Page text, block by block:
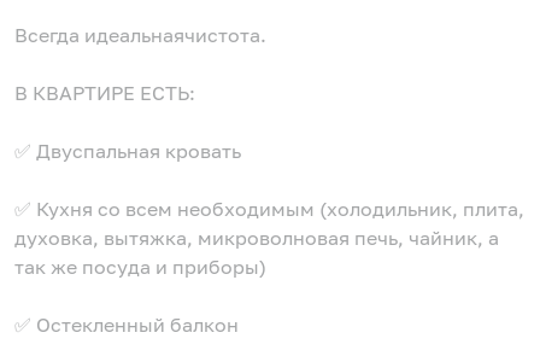
Всегда идеальнаячистота.
В КВАРТИРЕ ЕСТЬ:
✅ Двуспальная кровать
✅ Кухня со всем необходимым (холодильник, плита,
духовка, вытяжка, микроволновая печь, чайник, а
так же посуда и приборы)
✅ Остекленный балкон